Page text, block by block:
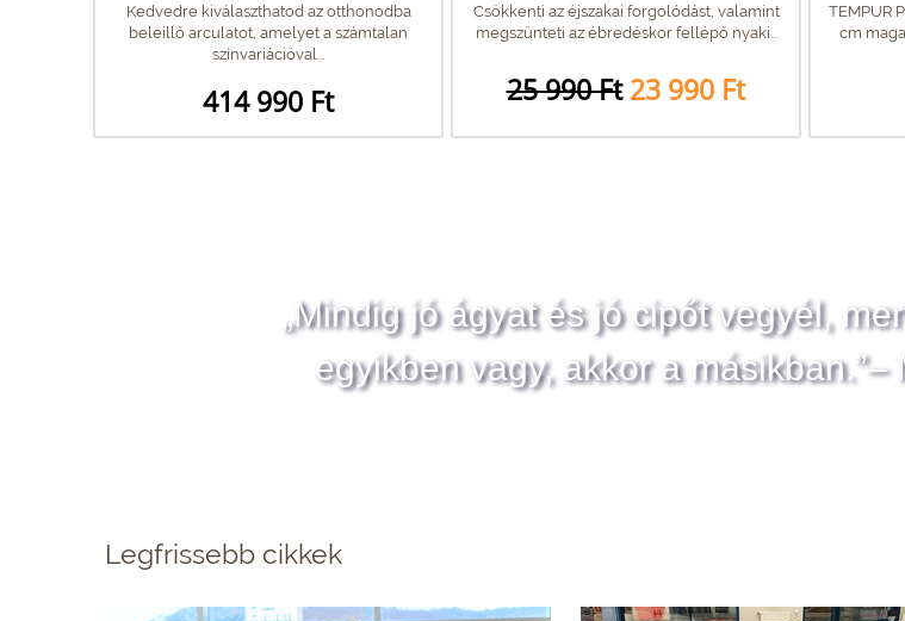
Kedvedre kiválaszthatod az otthonodba
beleillő arculatot, amelyet a számtalan
színvariációval...
414 990 Ft
Csökkenti az éjszakai forgolódást, valamint
megszünteti az ébredéskor fellépő nyaki...
25 990 Ft 23 990 Ft
TEMPUR
cm
„Mindig jó ágyat és jó cipőt vegyél,
egyikben vagy, akkor a másikban.”–
Legfrissebb cikkek